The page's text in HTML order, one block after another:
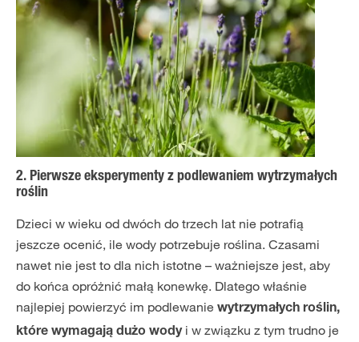
2. Pierwsze eksperymenty z podlewaniem wytrzymałych
roślin
Dzieci w wieku od dwóch do trzech lat nie potrafią
jeszcze ocenić, ile wody potrzebuje roślina. Czasami
nawet nie jest to dla nich istotne – ważniejsze jest, aby
do końca opróżnić małą konewkę. Dlatego właśnie
najlepiej powierzyć im podlewanie wytrzymałych roślin,
które wymagają dużo wodyi w związku z tym trudno je